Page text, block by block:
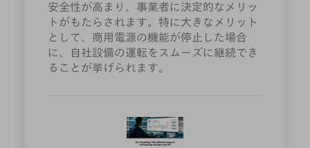
安全性が高まり、事業者に決定的なメリッ
トがもたらされます。特に大きなメリット
として、商用電源の機能が停止した場合
に、自社設備の運転をスムーズに継続でき
ることが挙げられます。